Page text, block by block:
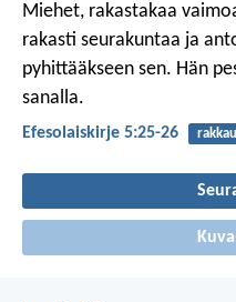
Miehet, rakastakaa
rakasti seurakuntaa ja
pyhittääkseen sen. Hän
sanalla.
Efesolaiskirje 5:25-26